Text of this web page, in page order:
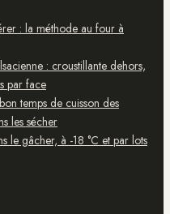
: la méthode au four à
: croustillante dehors,
par face
temps de cuisson des
les sécher
le gâcher, à -18 °C et par lots